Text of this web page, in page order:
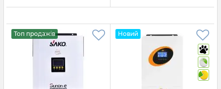
Топ продажів Новий